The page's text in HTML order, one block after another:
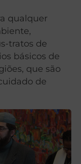
qualquer
tratos de
básicos de
que são
de